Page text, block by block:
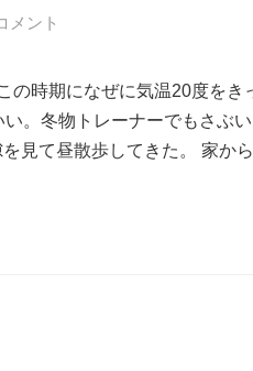
メント
の時期になぜに気温20度をき
。冬物トレーナーでもさぶ
見て昼散歩してきた。 家か